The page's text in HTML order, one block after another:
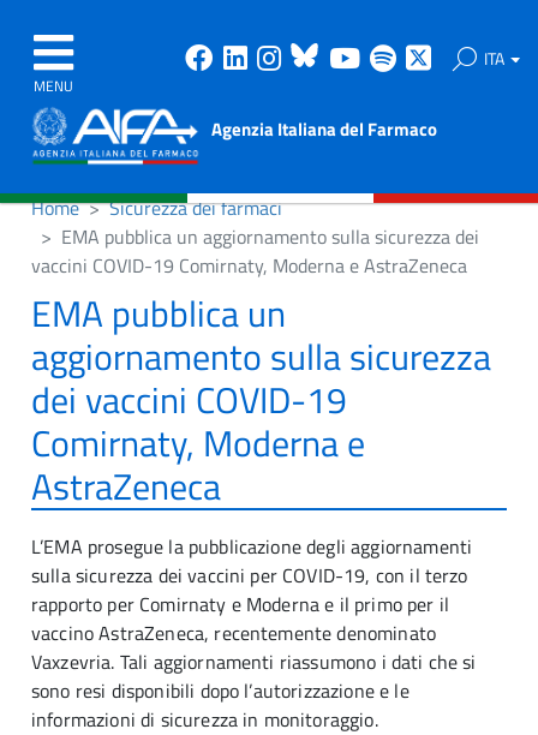
MENU
Facebook
Linkedin
Instagram
Bluesky
Youtube
Spotify ITA
Agenzia Italiana del Farmaco
Home
Sicurezza dei farmaci
EMA pubblica un aggiornamento sulla sicurezza dei
vaccini COVID-19 Comirnaty, Moderna e AstraZeneca
EMA pubblica un
aggiornamento sulla sicurezza
dei vaccini COVID-19
Comirnaty, Moderna e
AstraZeneca
L’EMA prosegue la pubblicazione degli aggiornamenti
sulla sicurezza dei vaccini per COVID-19, con il terzo
rapporto per Comirnaty e Moderna e il primo per il
vaccino AstraZeneca, recentemente denominato
Vaxzevria. Tali aggiornamenti riassumono i dati che si
sono resi disponibili dopo l’autorizzazione e le
informazioni di sicurezza in monitoraggio.